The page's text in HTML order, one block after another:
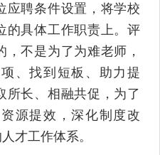
应聘条件设置，将学校
的具体工作职责上。评
不是为了为难老师，
、找到短板、助力提
所长、相融共促，为了
源提效，深化制度改
才工作体系。